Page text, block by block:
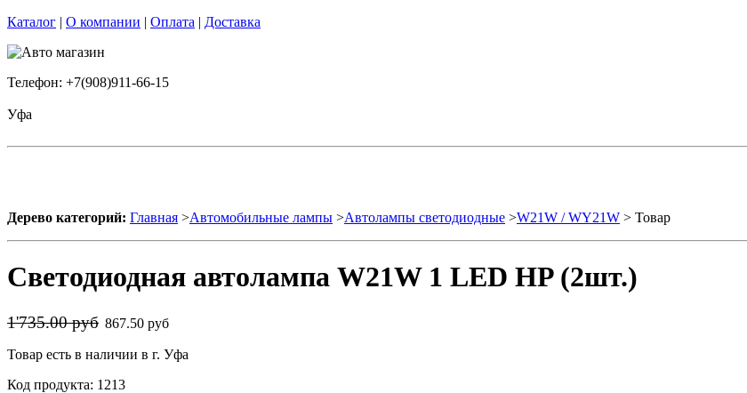
Каталог | О компании | Оплата | Доставка
Телефон: +7(908)911-66-15
Уфа
Дерево категорий: Главная >Автомобильные лампы >Автолампы светодиодные >W21W / WY21W > Товар
Светодиодная автолампа W21W 1 LED HP (2шт.)
1'735.00 руб 867.50 руб
Товар есть в наличии в г. Уфа
Код продукта: 1213